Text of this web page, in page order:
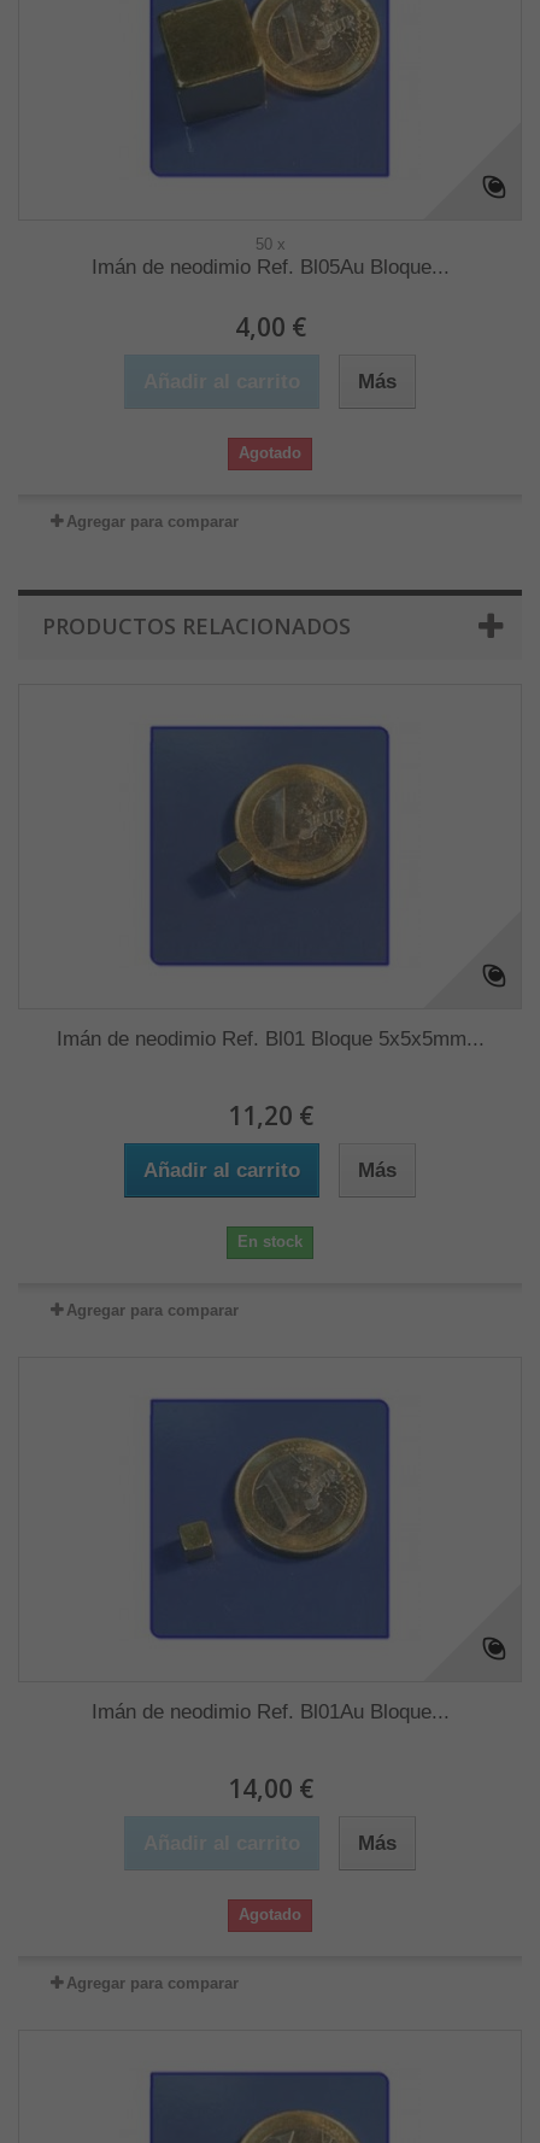
50 x
Imán de neodimio Ref. Bl05Au Bloque...
4,00 €
Más
Agotado
Agregar para comparar
PRODUCTOS RELACIONADOS
Imán de neodimio Ref. Bl01 Bloque 5x5x5mm...
11,20 €
Añadir al carrito Más
En stock
Agregar para comparar
Imán de neodimio Ref. Bl01Au Bloque...
14,00 €
Más
Agotado
Agregar para comparar